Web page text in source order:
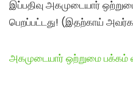
இப்பதிவு அகமுடையார்
பெறப்பட்டது! (இதற்காய்
அகமுடையார் ஒற்றுமை பக்கம்